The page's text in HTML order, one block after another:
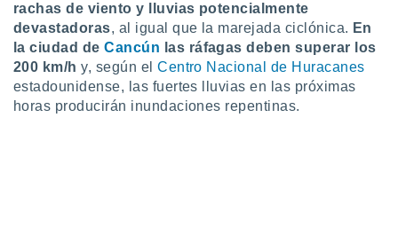
en
más
y
rachas de viento y lluvias potencialmente
devastadoras, al igual que la marejada ciclónica. En
la ciudad deCancún las ráfagas deben superar los
200 km/h y, según elCentro Nacional de Huracanes
estadounidense, las fuertes lluvias en las próximas
horas producirán inundaciones repentinas.